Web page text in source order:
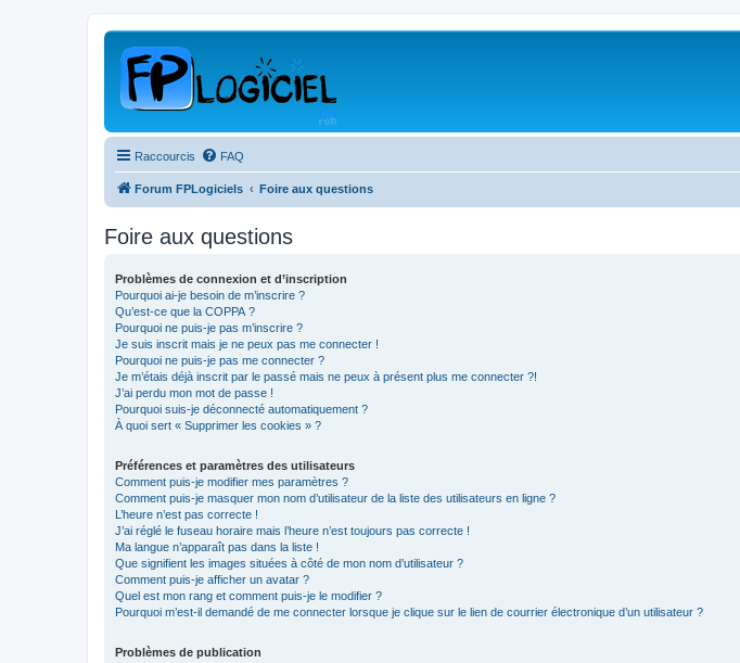
Raccourcis FAQ
Forum FPLogiciels Foire aux questions
Foire aux questions
Problèmes de connexion et d’inscription
Pourquoi ai-je besoin de m’inscrire ?
Qu’est-ce que la COPPA ?
Pourquoi ne puis-je pas m’inscrire ?
Je suis inscrit mais je ne peux pas me connecter !
Pourquoi ne puis-je pas me connecter ?
Je m’étais déjà inscrit par le passé mais ne peux à présent plus me connecter ?!
J’ai perdu mon mot de passe !
Pourquoi suis-je déconnecté automatiquement ?
À quoi sert « Supprimer les cookies » ?
Préférences et paramètres des utilisateurs
Comment puis-je modifier mes paramètres ?
Comment puis-je masquer mon nom d’utilisateur de la liste des utilisateurs en ligne ?
L’heure n’est pas correcte !
J’ai réglé le fuseau horaire mais l’heure n’est toujours pas correcte !
Ma langue n’apparaît pas dans la liste !
Que signifient les images situées à côté de mon nom d’utilisateur ?
Comment puis-je afficher un avatar ?
Quel est mon rang et comment puis-je le modifier ?
Pourquoi m’est-il demandé de me connecter lorsque je clique sur le lien de courrier électronique d’un utilisateur ?
Problèmes de publication